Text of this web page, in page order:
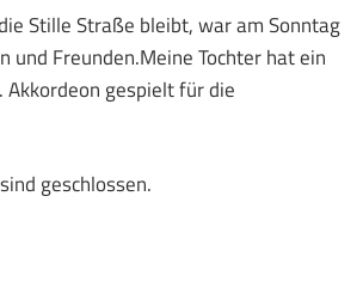
Stille Straße bleibt, war am Sonntag
und Freunden.Meine Tochter hat ein
Akkordeon gespielt für die
geschlossen.